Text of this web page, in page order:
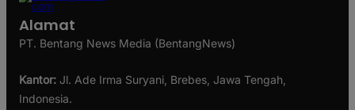
Alamat
PT. Bentang News Media (BentangNews)
Kantor: Jl. Ade Irma Suryani, Brebes, Jawa Tengah,
Indonesia.